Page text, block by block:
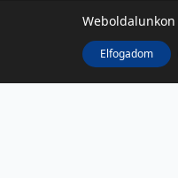
Weboldalunkon
Elfogadom